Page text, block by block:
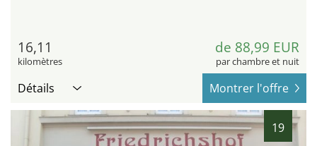
16,11
kilomètres
de 88,99 EUR
par chambre et nuit
Détails Montrer l'offre
19